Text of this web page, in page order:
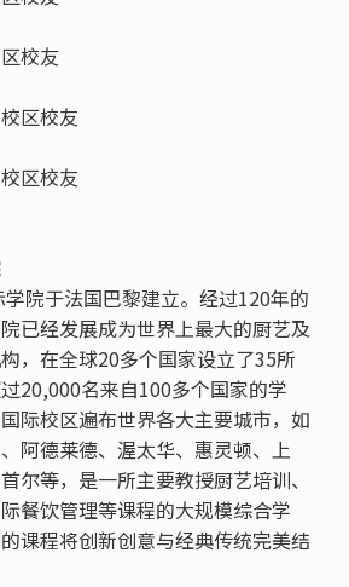
校友
区校友
区校友
院于法国巴黎建立。经过120年的
已经发展成为世界上最大的厨艺及
，在全球20多个国家设立了35所
20,000名来自100多个国家的学
际校区遍布世界各大主要城市，如
阿德莱德、渥太华、惠灵顿、上
尔等，是一所主要教授厨艺培训、
餐饮管理等课程的大规模综合学
课程将创新创意与经典传统完美结